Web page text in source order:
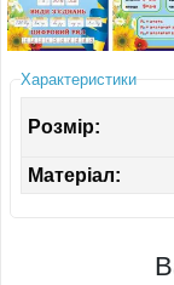
Характеристики
Розмір:
Матеріал: